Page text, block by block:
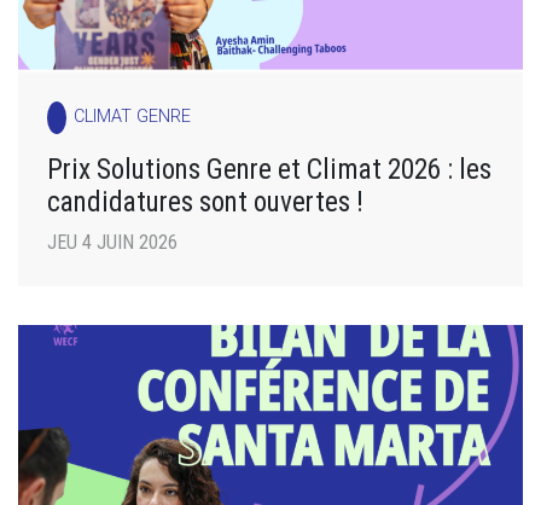
CLIMAT GENRE
Prix Solutions Genre et Climat 2026 : les
candidatures sont ouvertes !
JEU 4 JUIN 2026